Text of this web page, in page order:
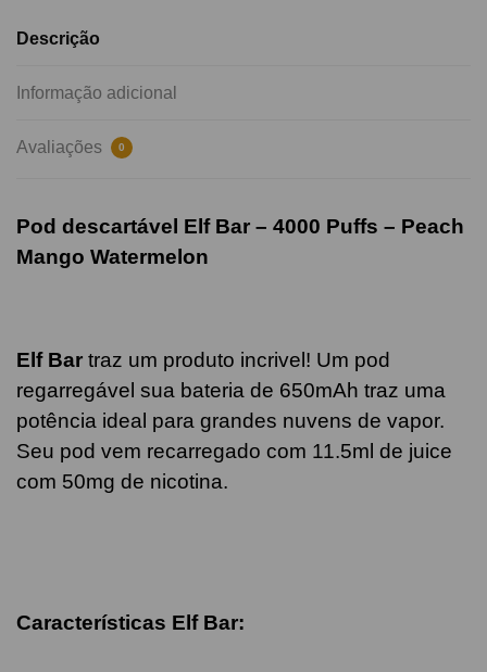
Descrição
Informação adicional
Avaliações 0
Pod descartável Elf Bar – 4000 Puffs – Peach
Mango Watermelon
Elf Bar traz um produto incrivel! Um pod
regarregável sua bateria de 650mAh traz uma
potência ideal para grandes nuvens de vapor.
Seu pod vem recarregado com 11.5ml de juice
com 50mg de nicotina.
Características Elf Bar: